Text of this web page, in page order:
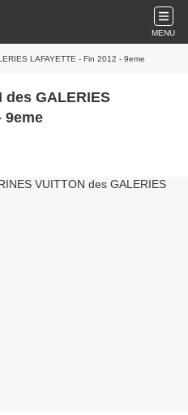
MENU
LAFAYETTE - Fin 2012 - 9eme
des GALERIES
9eme